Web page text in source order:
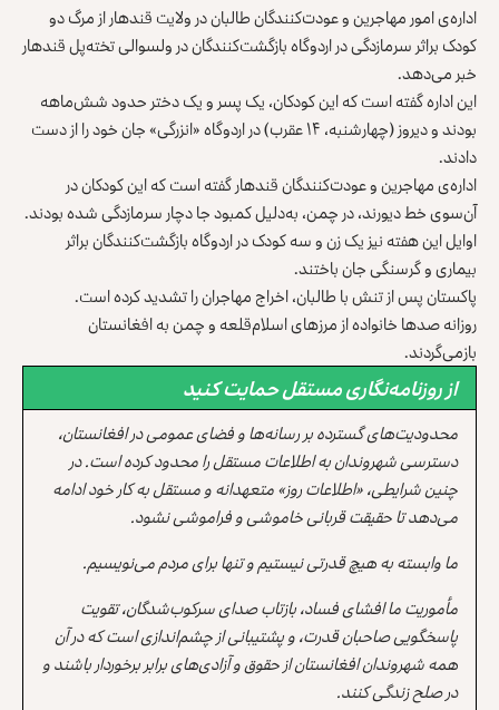
اداره‌ی امور مهاجرین و عودت‌کنندگان طالبان در ولایت قندهار از مرگ دو
کودک براثر سرمازدگی در اردوگاه بازگشت‌کنندگان در ولسوالی تخته‌پل قندهار
خبر می‌دهد.
این اداره گفته است که این کودکان، یک پسر و یک دختر حدود شش‌ماهه
بودند و دیروز (چهارشنبه، ۱۴ عقرب) در اردوگاه «انزرگی» جان خود را از دست
دادند.
اداره‌ی مهاجرین و عودت‌کنندگان قندهار گفته است که این کودکان در
آن‌سوی خط دیورند، در چمن، به‌دلیل کمبود جا دچار سرمازدگی شده بودند.
اوایل این هفته نیز یک زن و سه کودک در اردوگاه بازگشت‌کنندگان براثر
بیماری و گرسنگی جان باختند.
پاکستان پس از تنش با طالبان، اخراج مهاجران را تشدید کرده است.
روزانه صدها خانواده از مرزهای اسلام‌قلعه و چمن به افغانستان
بازمی‌گردند.
از روزنامه‌نگاری مستقل حمایت کنید
محدودیت‌های گسترده بر رسانه‌ها و فضای عمومی در افغانستان،
دسترسی شهروندان به اطلاعات مستقل را محدود کرده است. در
چنین شرایطی، «اطلاعات روز» متعهدانه و مستقل به کار خود ادامه
می‌دهد تا حقیقت قربانی خاموشی و فراموشی نشود.
ما وابسته به هیچ قدرتی نیستیم و تنها برای مردم می‌نویسیم.
مأموریت ما افشای فساد، بازتاب صدای سرکوب‌شدگان، تقویت
پاسخگویی صاحبان قدرت، و پشتیبانی از چشم‌اندازی است که در آن
همه شهروندان افغانستان از حقوق و آزادی‌های برابر برخوردار باشند و
در صلح زندگی کنند.